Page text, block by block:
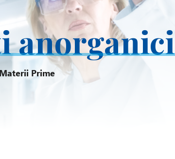
anorganici
Materii Prime